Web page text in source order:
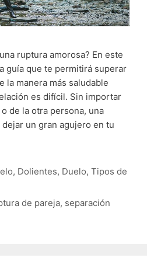
ruptura amorosa? En este
guía que te permitirá superar
la manera más saludable
es difícil. Sin importar
de la otra persona, una
un gran agujero en tu
, Dolientes, Duelo, Tipos de
de pareja, separación